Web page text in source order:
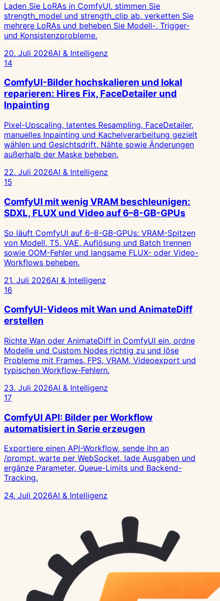
Laden Sie LoRAs in ComfyUI, stimmen Sie
strength_model und strength_clip ab, verketten Sie
mehrere LoRAs und beheben Sie Modell-, Trigger-
und Konsistenzprobleme.
20. Juli 2026AI & Intelligenz
14
ComfyUI-Bilder hochskalieren und lokal
reparieren: Hires Fix, FaceDetailer und
Inpainting
Pixel-Upscaling, latentes Resampling, FaceDetailer,
manuelles Inpainting und Kachelverarbeitung gezielt
wählen und Gesichtsdrift, Nähte sowie Änderungen
außerhalb der Maske beheben.
22. Juli 2026AI & Intelligenz
15
ComfyUI mit wenig VRAM beschleunigen:
SDXL, FLUX und Video auf 6–8-GB-GPUs
So läuft ComfyUI auf 6–8-GB-GPUs: VRAM-Spitzen
von Modell, T5, VAE, Auflösung und Batch trennen
sowie OOM-Fehler und langsame FLUX- oder Video-
Workflows beheben.
21. Juli 2026AI & Intelligenz
16
ComfyUI-Videos mit Wan und AnimateDiff
erstellen
Richte Wan oder AnimateDiff in ComfyUI ein, ordne
Modelle und Custom Nodes richtig zu und löse
Probleme mit Frames, FPS, VRAM, Videoexport und
typischen Workflow-Fehlern.
23. Juli 2026AI & Intelligenz
17
ComfyUI API: Bilder per Workflow
automatisiert in Serie erzeugen
Exportiere einen API-Workflow, sende ihn an
/prompt, warte per WebSocket, lade Ausgaben und
ergänze Parameter, Queue-Limits und Backend-
Tracking.
24. Juli 2026AI & Intelligenz